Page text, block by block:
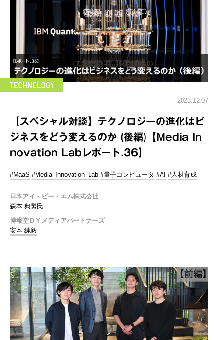
2023.12.07
【スペシャル対談】テクノロジーの進化はビ
ジネスをどう変えるのか (後編)【Media In
novation Labレポート.36】
#MaaS #Media_Innovation_Lab #量子コンピュータ #AI #人材育成
日本アイ・ビー・エム株式会社
森本 典繁氏
博報堂ＤＹメディアパートナーズ
安本 純毅